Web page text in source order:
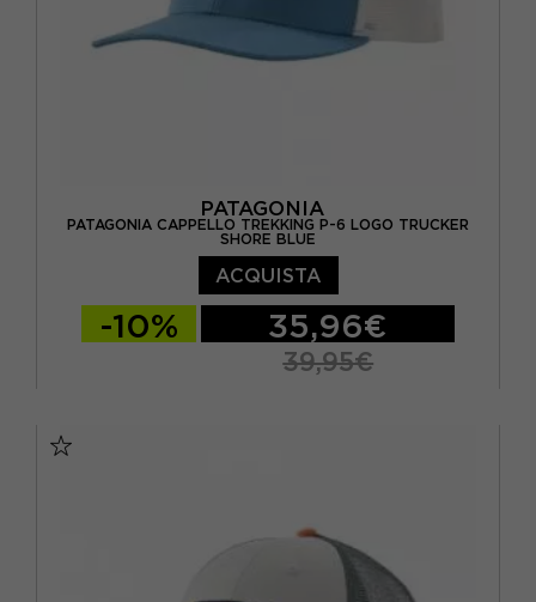
PATAGONIA
PATAGONIA CAPPELLO TREKKING P-6 LOGO TRUCKER
SHORE BLUE
ACQUISTA
-10% 35,96€
39,95€